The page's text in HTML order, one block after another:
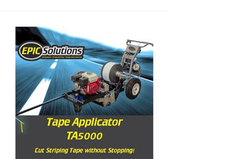
material de alta calidad! Para el prensado
permanente de las láminas de
señalización de carreteras.